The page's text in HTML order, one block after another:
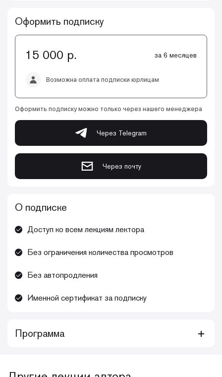
Оформить подписку
15 000 р. за 6 месяцев
Возможна оплата подписки юрлицам
Оформить подписку можно только через нашего менеджера
Через Telegram
Через почту
О подписке
Доступ ко всем лекциям лектора
Без ограничения количества просмотров
Без автопродления
Именной сертификат за подписку
Программа
знания, актуализировать нюансы, повысить уровень